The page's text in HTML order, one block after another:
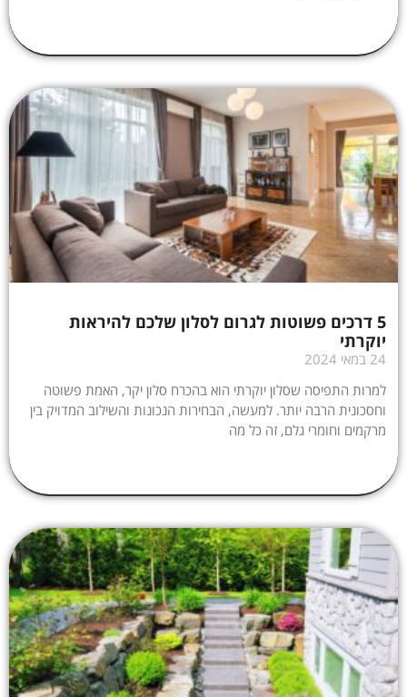
5 דרכים פשוטות לגרום לסלון שלכם להיראות
יוקרתי
24 במאי 2024
למרות התפיסה שסלון יוקרתי הוא בהכרח סלון יקר, האמת פשוטה
וחסכונית הרבה יותר. למעשה, הבחירות הנכונות והשילוב המדויק בין
מרקמים וחומרי גלם, זה כל מה